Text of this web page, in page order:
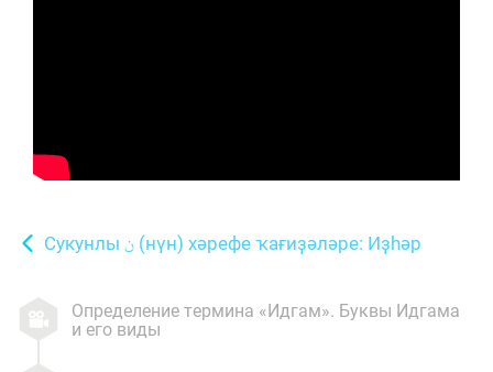
Сукунлы (нүн) хәрефе ҡағиҙәләре: Иҙһәр
Определение термина «Идгам». Буквы Идгама
и его виды